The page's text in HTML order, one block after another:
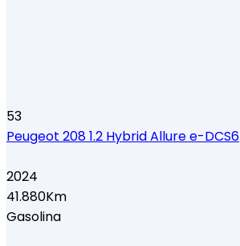
53
Peugeot 208 1.2 Hybrid Allure e-DCS6
2024
41.880Km
Gasolina